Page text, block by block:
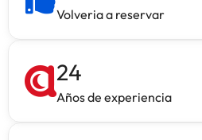
Volveria a reservar
24
Años de experiencia